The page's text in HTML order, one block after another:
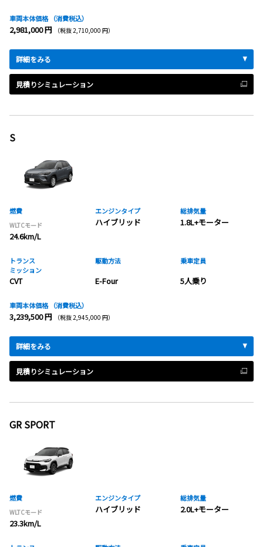
車両本体価格 （消費税込）
2,981,000 円 （税抜 2,710,000 円）
詳細をみる
見積りシミュレーション
S
燃費
WLTCモード
24.6km/L
エンジンタイプ
ハイブリッド
総排気量
1.8L+モーター
トランス
ミッション
CVT
駆動方法
E-Four
乗車定員
5人乗り
車両本体価格 （消費税込）
3,239,500 円 （税抜 2,945,000 円）
詳細をみる
見積りシミュレーション
GR SPORT
燃費
WLTCモード
23.3km/L
エンジンタイプ
ハイブリッド
総排気量
2.0L+モーター